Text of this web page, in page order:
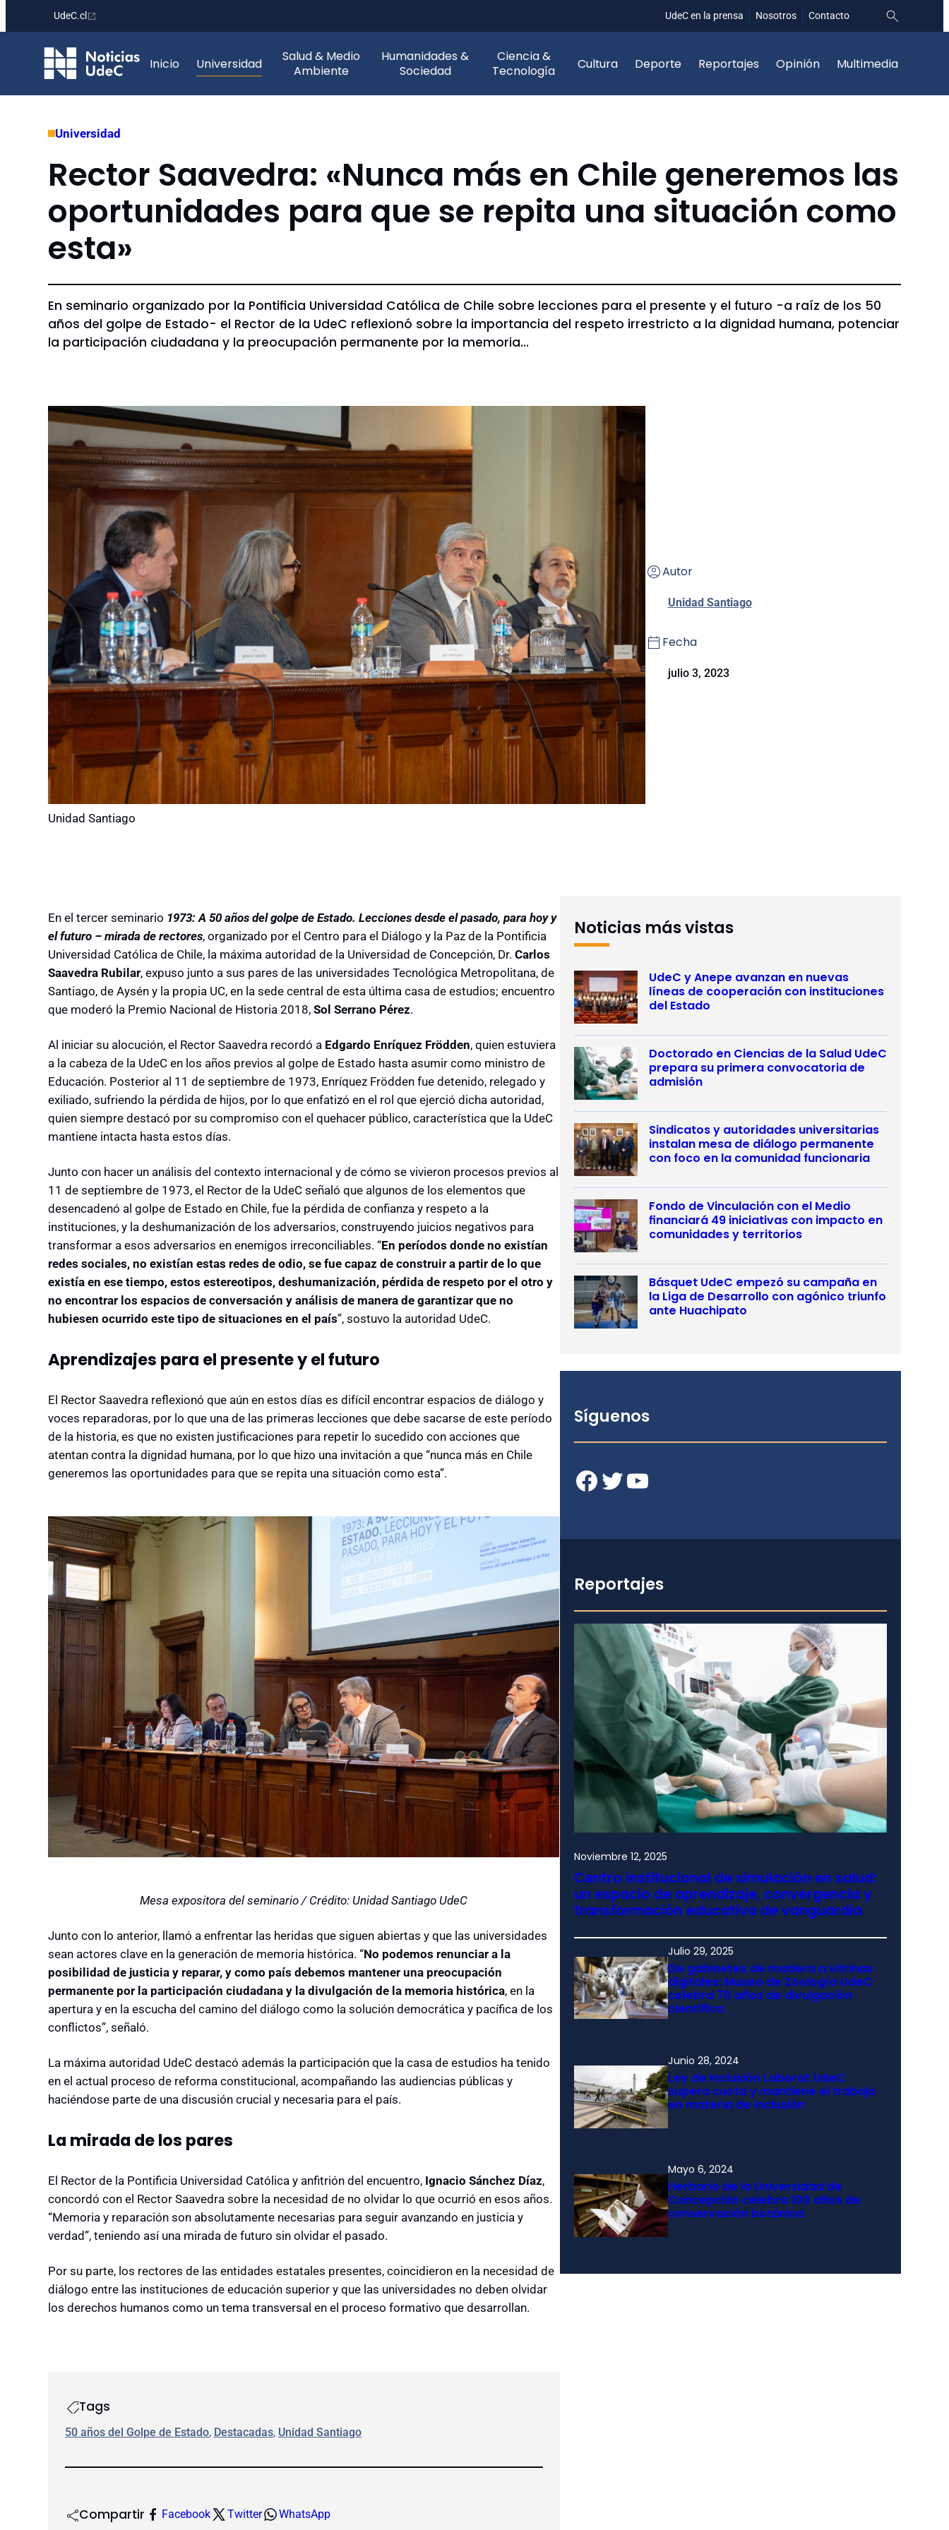
contenido
UdeC.cl UdeC en la prensa Nosotros Contacto
Inicio Universidad
Salud & Medio
Ambiente
Humanidades &
Sociedad
Ciencia &
Tecnología
Cultura Deporte Reportajes Opinión Multimedia
Universidad
Rector Saavedra: «Nunca más en Chile generemos las
oportunidades para que se repita una situación como
esta»
En seminario organizado por la Pontificia Universidad Católica de Chile sobre lecciones para el presente y el futuro -a raíz de los 50
años del golpe de Estado- el Rector de la UdeC reflexionó sobre la importancia del respeto irrestricto a la dignidad humana, potenciar
la participación ciudadana y la preocupación permanente por la memoria…
Unidad Santiago
Autor
Unidad Santiago
Fecha
julio 3, 2023
En el tercer seminario 1973:A 50 años del golpe de Estado. Lecciones desde el pasado, para hoy y
el futuro – mirada de rectores, organizado por el Centro para el Diálogo y la Paz de la Pontificia
Universidad Católica de Chile, la máxima autoridad de la Universidad de Concepción, Dr. Carlos
Saavedra Rubilar, expuso junto a sus pares de las universidades Tecnológica Metropolitana, de
Santiago, de Aysén y la propia UC, en la sede central de esta última casa de estudios; encuentro
que moderó la Premio Nacional de Historia 2018, Sol Serrano Pérez.
Al iniciar su alocución, el Rector Saavedra recordó a Edgardo Enríquez Frödden, quien estuviera
a la cabeza de la UdeC en los años previos al golpe de Estado hasta asumir como ministro de
Educación. Posterior al 11 de septiembre de 1973, Enríquez Frödden fue detenido, relegado y
exiliado, sufriendo la pérdida de hijos, por lo que enfatizó en el rol que ejerció dicha autoridad,
quien siempre destacó por su compromiso con el quehacer público, característica que la UdeC
mantiene intacta hasta estos días.
Junto con hacer un análisis del contexto internacional y de cómo se vivieron procesos previos al
11 de septiembre de 1973, el Rector de la UdeC señaló que algunos de los elementos que
desencadenó al golpe de Estado en Chile, fue la pérdida de confianza y respeto a la
instituciones, y la deshumanización de los adversarios, construyendo juicios negativos para
transformar a esos adversarios en enemigos irreconciliables. “En períodos donde no existían
redes sociales, no existían estas redes de odio, se fue capaz de construir a partir de lo que
existía en ese tiempo, estos estereotipos, deshumanización, pérdida de respeto por el otro y
no encontrar los espacios de conversación y análisis de manera de garantizar que no
hubiesen ocurrido este tipo de situaciones en el país”, sostuvo la autoridad UdeC.
Aprendizajes para el presente y el futuro
El Rector Saavedra reflexionó que aún en estos días es difícil encontrar espacios de diálogo y
voces reparadoras, por lo que una de las primeras lecciones que debe sacarse de este período
de la historia, es que no existen justificaciones para repetir lo sucedido con acciones que
atentan contra la dignidad humana, por lo que hizo una invitación a que “nunca más en Chile
generemos las oportunidades para que se repita una situación como esta”.
Mesa expositora del seminario / Crédito: Unidad Santiago UdeC
Junto con lo anterior, llamó a enfrentar las heridas que siguen abiertas y que las universidades
sean actores clave en la generación de memoria histórica. “No podemos renunciar a la
posibilidad de justicia y reparar, y como país debemos mantener una preocupación
permanente por la participación ciudadana y la divulgación de la memoria histórica, en la
apertura y en la escucha del camino del diálogo como la solución democrática y pacífica de los
conflictos”, señaló.
La máxima autoridad UdeC destacó además la participación que la casa de estudios ha tenido
en el actual proceso de reforma constitucional, acompañando las audiencias públicas y
haciéndose parte de una discusión crucial y necesaria para el país.
La mirada de los pares
El Rector de la Pontificia Universidad Católica y anfitrión del encuentro, Ignacio Sánchez Díaz,
concordó con el Rector Saavedra sobre la necesidad de no olvidar lo que ocurrió en esos años.
“Memoria y reparación son absolutamente necesarias para seguir avanzando en justicia y
verdad”, teniendo así una mirada de futuro sin olvidar el pasado.
Por su parte, los rectores de las entidades estatales presentes, coincidieron en la necesidad de
diálogo entre las instituciones de educación superior y que las universidades no deben olvidar
los derechos humanos como un tema transversal en el proceso formativo que desarrollan.
Tags
50 años del Golpe de Estado, Destacadas, Unidad Santiago
Compartir Facebook Twitter WhatsApp
Noticias más vistas
UdeC y Anepe avanzan en nuevas
líneas de cooperación con instituciones
del Estado
Doctorado en Ciencias de la Salud UdeC
prepara su primera convocatoria de
admisión
Sindicatos y autoridades universitarias
instalan mesa de diálogo permanente
con foco en la comunidad funcionaria
Fondo de Vinculación con el Medio
financiará 49 iniciativas con impacto en
comunidades y territorios
Básquet UdeC empezó su campaña en
la Liga de Desarrollo con agónico triunfo
ante Huachipato
Síguenos
Facebook Twitter YouTube
Reportajes
Noviembre 12, 2025
Centro institucional de simulación en salud:
un espacio de aprendizaje, convergencia y
transformación educativa de vanguardia
Julio 29, 2025
De gabinetes de madera a vitrinas
digitales: Museo de Zoología UdeC
celebra 70 años de divulgación
científica
Junio 28, 2024
Ley de Inclusión Laboral: UdeC
supera cuota y mantiene el trabajo
en materia de inclusión
Mayo 6, 2024
Herbario de la Universidad de
Concepción celebra 100 años de
conservación botánica